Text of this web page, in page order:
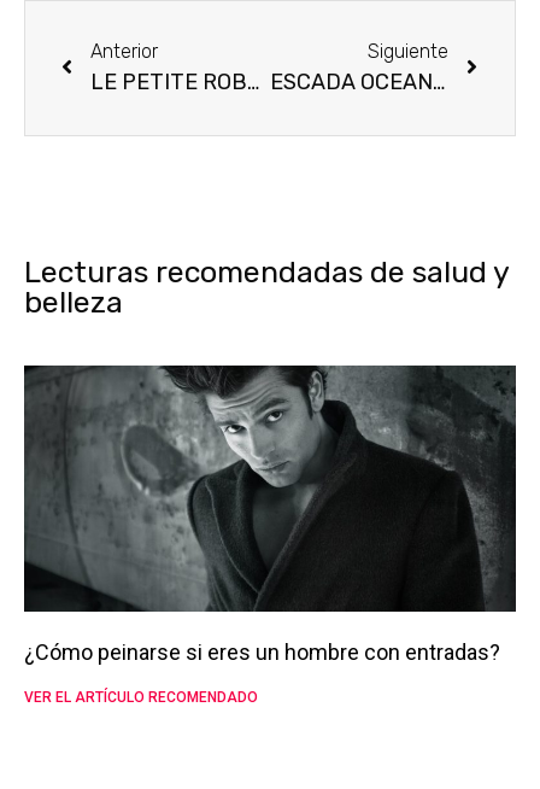
Anterior
LE PETITE ROBE NOIRE, EL PERFUME MAS SORPRENDENTE DE GUERLAIN
Siguiente
ESCADA OCEAN LOUNGE, OTRA EDICION LIMITADA ESTUPENDA!
Lecturas recomendadas de salud y
belleza
¿Cómo peinarse si eres un hombre con entradas?
VER EL ARTÍCULO RECOMENDADO